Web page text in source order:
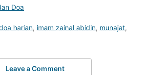
Doa
harian, imam zainal abidin, munajat,
Leave a Comment